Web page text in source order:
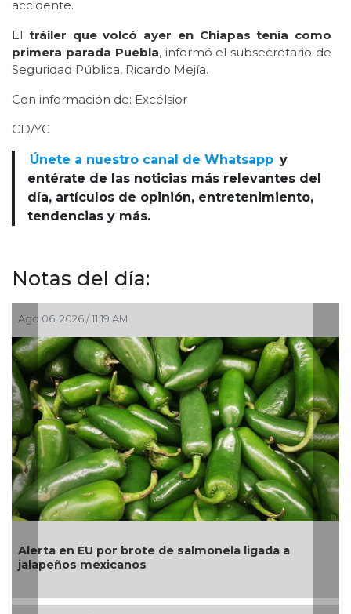
accidente.
El tráiler que volcó ayer en Chiapas tenía como
primera parada Puebla, informó el subsecretario de
Seguridad Pública, Ricardo Mejía.
Con información de: Excélsior
CD/YC
Únete a nuestro canal de Whatsapp y
entérate de las noticias más relevantes del
día, artículos de opinión, entretenimiento,
tendencias y más.
Notas del día:
Ago 06, 2026 / 11:19 AM
Alerta en EU por brote de salmonela ligada a
jalapeños mexicanos